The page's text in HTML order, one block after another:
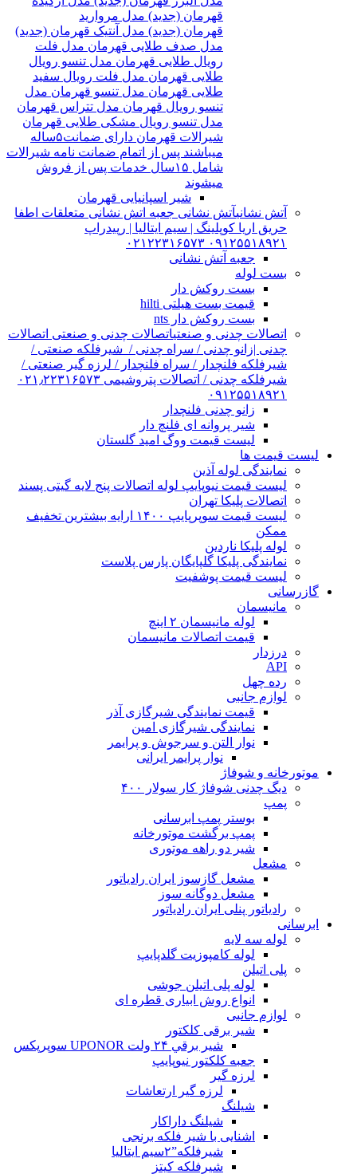
قهرمان (جدید) مدل مروارید
قهرمان (جدید) مدل آنتیک قهرمان (جدید)
مدل صدف طلایی قهرمان مدل فلت
رویال طلایی قهرمان مدل تنسو رویال
طلایی قهرمان مدل فلت رویال سفید
طلایی قهرمان مدل تنسو قهرمان مدل
تنسو رویال قهرمان مدل تتراس قهرمان
مدل تنسو رویال مشکی طلایی قهرمان
شیرالات قهرمان دارای ضمانت۵ساله
میباشند پس از اتمام ضمانت نامه شیرالات
شامل ۱۵سال خدمات پس از فروش
میشوند
شیر اسپانیایی قهرمان
آتش نشانیآتش نشانی جعبه اتش نشانی متعلقات اطفا
حریق اریا کوپلینگ | سیم ایتالیا | رپیدراپ
۰۹۱۲۵۵۱۸۹۲۱ ۰۲۱۲۲۳۱۶۵۷۳
جعبه آتش نشانی
بست لوله
بست روکش دار
قیمت بست هیلتی hilti
بست روکش دار nts
اتصالات چدنی و صنعتیاتصالات چدنی و صنعتی اتصالات
چدنی |زانو چدنی / سراه چدنی / شیرفلکه صنعتی /
شیرفلکه فلنچدار / سراه فلنچدار / لرزه گیر صنعتی /
شیرفلکه چدنی / اتصالات پتروشیمی ۰۲۱٫۲۲۳۱۶۵۷۳
۰۹۱۲۵۵۱۸۹۲۱
زانو چدنی فلنچدار
شیر پروانه ای فلنچ دار
لیست قیمت ووگ امید گلستان
لیست قیمت ها
نمایندگی لوله آذین
لیست قیمت نیوپایپ لوله اتصالات پنج لایه گیتی پسند
اتصالات پلیکا تهران
لیست قیمت سوپرپایپ ۱۴۰۰ ارایه بیشترین تخفیف
ممکن
لوله پلیکا ناردین
نمایندگی پلیکا گلپایگان پارس پلاست
لیست قیمت پوشفیت
گازرسانی
مانیسمان
لوله مانیسمان ۲ اینچ
قیمت اتصالات مانیسمان
درزدار
API
رده چهل
لوازم جانبی
قیمت نمایندگی شیرگازی آذر
نمایندگی شیرگازی امین
نوار التن و سرجوش و پرایمر
نوار پرایمر ایرانی
موتورخانه و شوفاژ
دیگ چدنی شوفاژ کار سولار ۴۰۰
پمپ
بوستر پمپ ابرسانی
پمپ برگشت موتورخانه
شیر دو راهه موتوری
مشعل
مشعل گازسوز ایران رادیاتور
مشعل دوگانه سوز
رادیاتور پنلی ایران رادیاتور
ابرسانی
لوله سه لایه
لوله کامپوزیت گلدپایپ
پلی اتیلن
لوله پلی اتیلن جوشی
انواع روش ابیاری قطره ای
لوازم جانبی
شیر برقی کلکتور
شير برقي ۲۴ ولت UPONOR سوپرپکس
جعبه کلکتور نیوپایپ
لرزه گیر
لرزه گیر ارتعاشات
شیلنگ
شیلنگ داراکار
اشنایی با شیر فلکه برنجی
شیرفلکه”۲سیم ایتالیا
شیرفلکه کیتز